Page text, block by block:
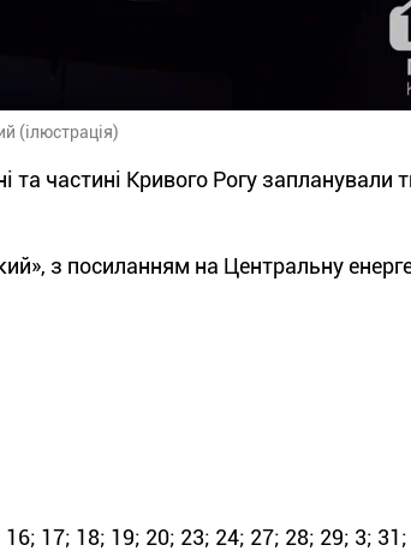
(ілюстрація)
та частині Кривого Рогу запланували
з посиланням на Центральну
17; 18; 19; 20; 23; 24; 27; 28; 29; 3;